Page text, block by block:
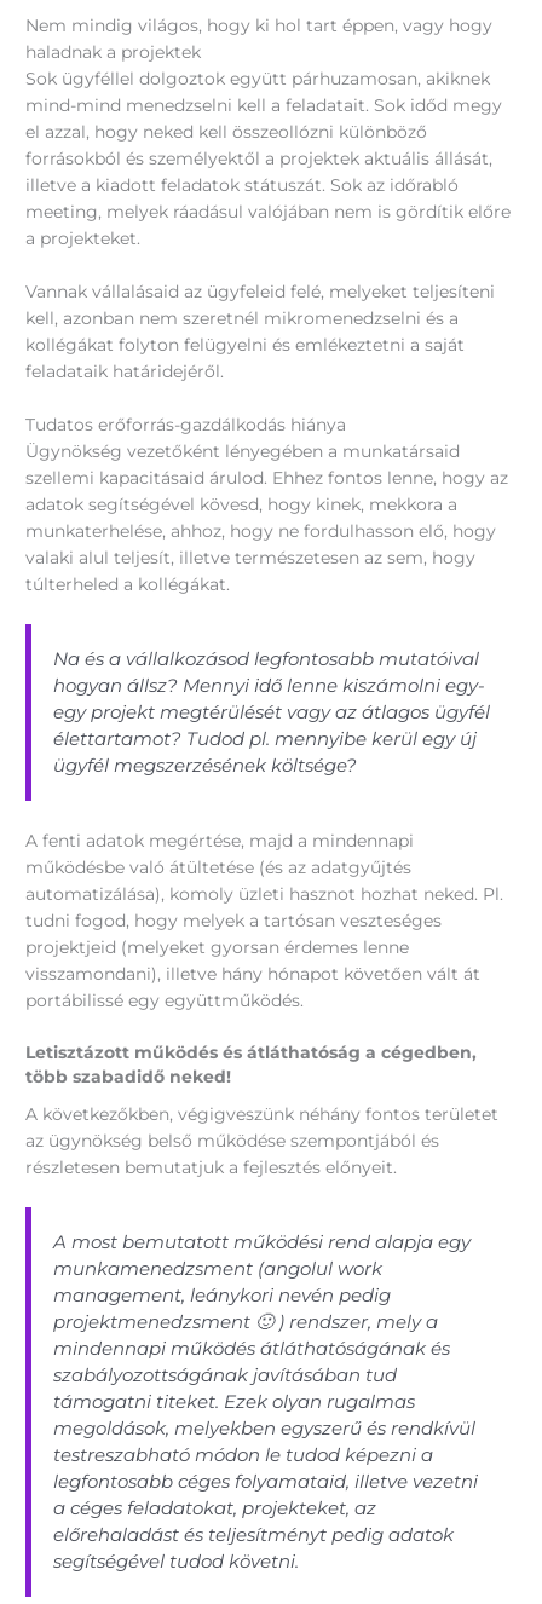
Nem mindig világos, hogy ki hol tart éppen, vagy hogy
haladnak a projektek
Sok ügyféllel dolgoztok együtt párhuzamosan, akiknek
mind-mind menedzselni kell a feladatait. Sok időd megy
el azzal, hogy neked kell összeollózni különböző
forrásokból és személyektől a projektek aktuális állását,
illetve a kiadott feladatok státuszát. Sok az időrabló
meeting, melyek ráadásul valójában nem is gördítik előre
a projekteket.
Vannak vállalásaid az ügyfeleid felé, melyeket teljesíteni
kell, azonban nem szeretnél mikromenedzselni és a
kollégákat folyton felügyelni és emlékeztetni a saját
feladataik határidejéről.
Tudatos erőforrás-gazdálkodás hiánya
Ügynökség vezetőként lényegében a munkatársaid
szellemi kapacitásaid árulod. Ehhez fontos lenne, hogy az
adatok segítségével kövesd, hogy kinek, mekkora a
munkaterhelése, ahhoz, hogy ne fordulhasson elő, hogy
valaki alul teljesít, illetve természetesen az sem, hogy
túlterheled a kollégákat.
Na és a vállalkozásod legfontosabb mutatóival
hogyan állsz? Mennyi idő lenne kiszámolni egy-
egy projekt megtérülését vagy az átlagos ügyfél
élettartamot? Tudod pl. mennyibe kerül egy új
ügyfél megszerzésének költsége?
A fenti adatok megértése, majd a mindennapi
működésbe való átültetése (és az adatgyűjtés
automatizálása), komoly üzleti hasznot hozhat neked. Pl.
tudni fogod, hogy melyek a tartósan veszteséges
projektjeid (melyeket gyorsan érdemes lenne
visszamondani), illetve hány hónapot követően vált át
portábilissé egy együttműködés.
Letisztázott működés és átláthatóság a cégedben,
több szabadidő neked!
A következőkben, végigveszünk néhány fontos területet
az ügynökség belső működése szempontjából és
részletesen bemutatjuk a fejlesztés előnyeit.
A most bemutatott működési rend alapja egy
munkamenedzsment (angolul work
management, leánykori nevén pedig
projektmenedzsment 🙂 ) rendszer, mely a
mindennapi működés átláthatóságának és
szabályozottságának javításában tud
támogatni titeket. Ezek olyan rugalmas
megoldások, melyekben egyszerű és rendkívül
testreszabható módon le tudod képezni a
legfontosabb céges folyamataid, illetve vezetni
a céges feladatokat, projekteket, az
előrehaladást és teljesítményt pedig adatok
segítségével tudod követni.